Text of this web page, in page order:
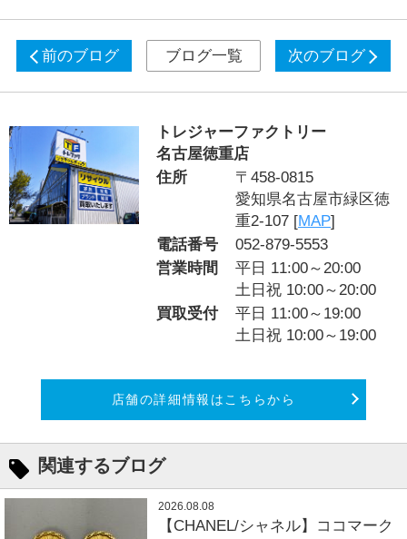
前のブログ ブログ一覧 次のブログ
トレジャーファクトリー
名古屋徳重店
住所
〒458-0815
愛知県名古屋市緑区徳
重2-107 [MAP]
電話番号
052-879-5553
営業時間
平日 11:00～20:00
土日祝 10:00～20:00
買取受付
平日 11:00～19:00
土日祝 10:00～19:00
店舗の詳細情報はこちらから
関連するブログ
2026.08.08
【CHANEL/シャネル】ココマーク